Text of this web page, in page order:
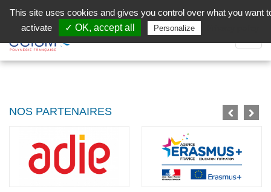
Facebook (Customer Chat) is disabled.
la
NOS PARTENAIRES
This site uses cookies and gives you control over what you want
activate
✓ OK, accept all Personalize